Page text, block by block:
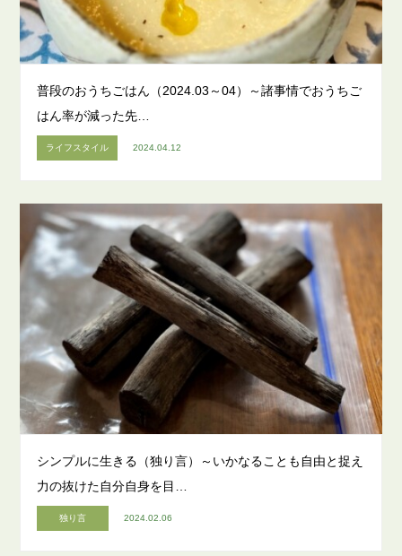
普段のおうちごはん（2024.03～04）～諸事情でおうちご
はん率が減った先…
ライフスタイル 2024.04.12
シンプルに生きる（独り言）～いかなることも自由と捉え
力の抜けた自分自身を目…
独り言 2024.02.06